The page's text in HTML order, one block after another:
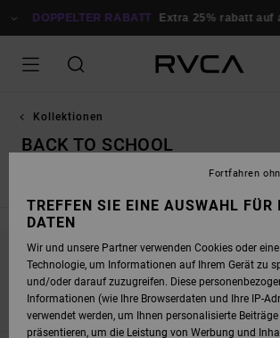
ZUR
RABATT Extra 25% rabatt auf alle
Kollektionen
BACK TO SCHOOL
BLEIB DABEI, DIE PRODUKTE
WIEDER DA
TREFFEN SIE EINE AUSWAHL FÜR
DATEN
Wir und unsere Partner verwenden Cookies oder
Technologie, um Informationen auf Ihrem Gerät zu
und/oder darauf zuzugreifen. Diese
Informationen (wie Ihre Browserdaten und Ihre IP-
verwendet werden, um Ihnen personalisierte
präsentieren, um die Leistung von Werbung und
Fortfahren